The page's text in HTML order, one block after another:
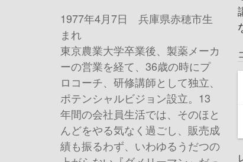
1977年4月7日 兵庫県赤穂市生
まれ
東京農業大学卒業後、製薬メーカ
ーの営業を経て、36歳の時にプ
ロコーチ、研修講師として独立、
ポテンシャルビジョン設立。13
年間の会社員生活では、そのほと
んどをやる気なく過ごし、販売成
績も振るわず、いわゆるうだつの